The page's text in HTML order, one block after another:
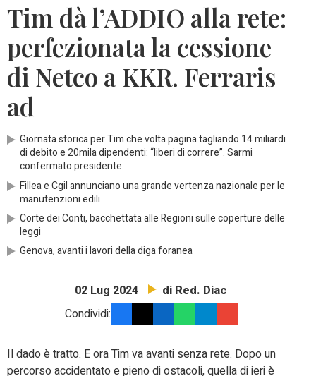
Tim dà l’ADDIO alla rete:
perfezionata la cessione
di Netco a KKR. Ferraris
ad
Giornata storica per Tim che volta pagina tagliando 14 miliardi
di debito e 20mila dipendenti: “liberi di correre”. Sarmi
confermato presidente
Fillea e Cgil annunciano una grande vertenza nazionale per le
manutenzioni edili
Corte dei Conti, bacchettata alle Regioni sulle coperture delle
leggi
Genova, avanti i lavori della diga foranea
02 Lug 2024 di Red. Diac
Condividi:
Il dado è tratto. E ora Tim va avanti senza rete. Dopo un
percorso accidentato e pieno di ostacoli, quella di ieri è